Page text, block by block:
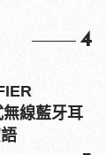
4
線藍牙耳